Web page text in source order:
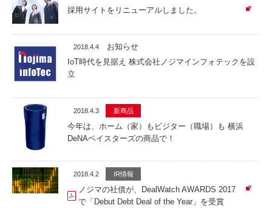
採用サイトをリニューアルしました。
2018.4.4
お知らせ
IoT時代を見据え 株式会社ノジマインフォテックを設
立
2018.4.3 新商品
今年は、ホーム（家）もビジター（職場）も 横浜
DeNAベイスターズの商品で！
2018.4.2 IR情報
ノジマの社債が、DealWatch AWARDS 2017
で「Debut Debt Deal of the Year」を受賞